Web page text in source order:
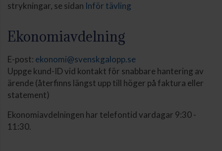
strykningar, se sidan Inför tävling
Ekonomiavdelning
E-post: ekonomi@svenskgalopp.se
Uppge kund-ID vid kontakt för snabbare hantering av
ärende (återfinns längst upp till höger på faktura eller
statement)
Ekonomiavdelningen har telefontid vardagar 9:30 -
11:30.